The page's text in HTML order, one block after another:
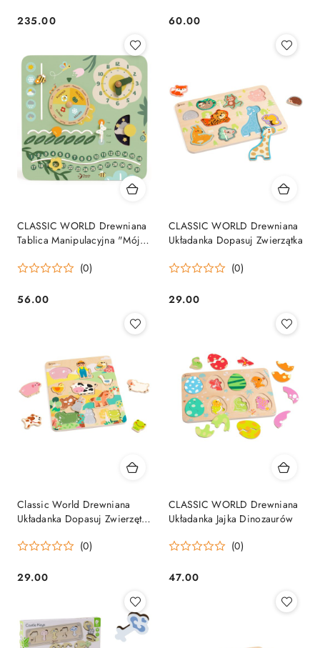
Cena:
235.00 Cena:
60.00
CLASSIC WORLD Drewniana
Tablica Manipulacyjna "Mój
dla Dzieci
(0)
Cena:
56.00
CLASSIC WORLD Drewniana
Układanka Dopasuj Zwierzątka
(0)
Cena:
29.00
Classic World Drewniana
Układanka Dopasuj Zwierzęta
(0)
Cena:
29.00
CLASSIC WORLD Drewniana
Układanka Jajka Dinozaurów
(0)
Cena:
47.00